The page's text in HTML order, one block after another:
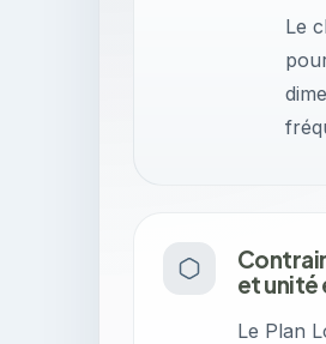
Le
et unité
Le Plan